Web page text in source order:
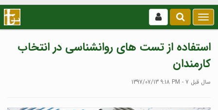
بازکردن
/
منو
استفاده از تست های روانشناسی در انتخاب
کارمندان
1397/07/13 9:18 PM - 7 سال قبل